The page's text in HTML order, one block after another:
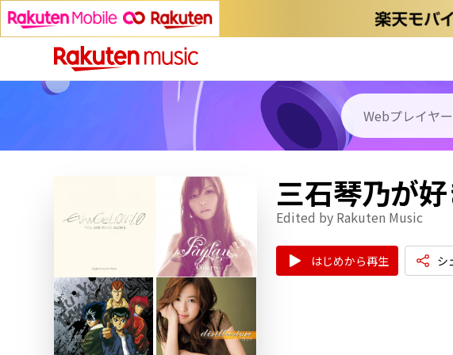
三石琴乃が
Edited by Rakuten Music
はじめから再生 シ